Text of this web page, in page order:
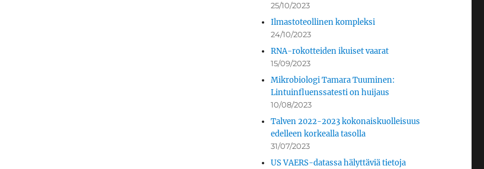
25/10/2023
Ilmastoteollinen kompleksi
24/10/2023
RNA-rokotteiden ikuiset vaarat
15/09/2023
Mikrobiologi Tamara Tuuminen:
Lintuinfluenssatesti on huijaus
10/08/2023
Talven 2022-2023 kokonaiskuolleisuus
edelleen korkealla tasolla
31/07/2023
US VAERS-datassa hälyttäviä tietoja